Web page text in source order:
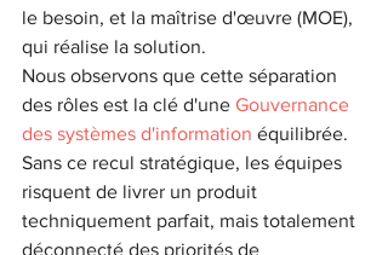
le besoin, et la maîtrise d'œuvre (MOE),
qui réalise la solution.
Nous observons que cette séparation
des rôles est la clé d'une Gouvernance
des systèmes d'information équilibrée.
Sans ce recul stratégique, les équipes
risquent de livrer un produit
techniquement parfait, mais totalement
déconnecté des priorités de